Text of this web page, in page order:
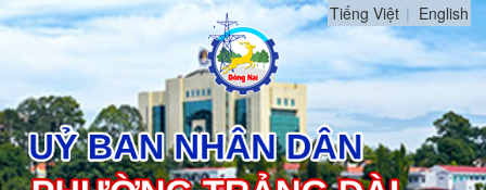
Tiếng Việt English